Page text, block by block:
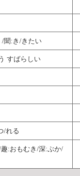
/聞:き/きたい
すばらしい
/れる
:おもむき/深:ぶか/